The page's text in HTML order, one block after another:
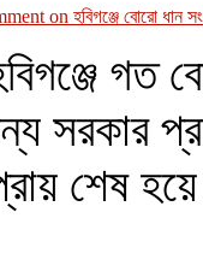
on হবিগঞ্জে বোরো ধান
গত
সরকার
শেষ